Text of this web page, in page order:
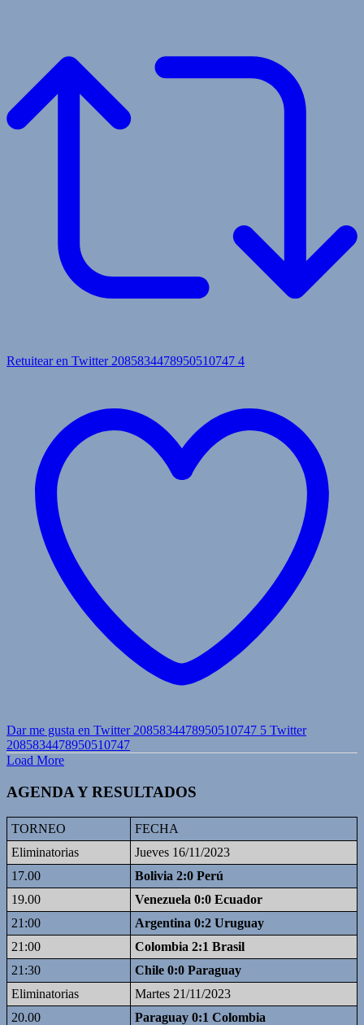
Retuitear en Twitter 2085834478950510747 4
Dar me gusta en Twitter 2085834478950510747 5 Twitter
2085834478950510747
Load More
AGENDA Y RESULTADOS
TORNEO
FECHA
Eliminatorias
Jueves 16/11/2023
17.00
Bolivia 2:0 Perú
19.00
Venezuela 0:0 Ecuador
21:00
Argentina 0:2 Uruguay
21:00
Colombia 2:1 Brasil
21:30
Chile 0:0 Paraguay
Eliminatorias
Martes 21/11/2023
20.00
Paraguay 0:1 Colombia